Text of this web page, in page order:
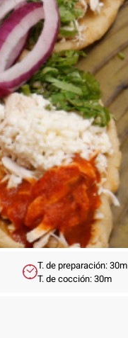
T. de preparación: 30m
T. de cocción: 30m